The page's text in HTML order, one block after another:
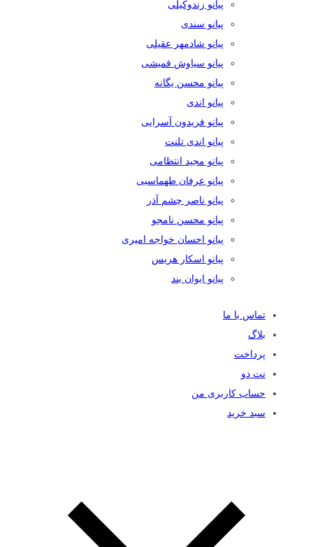
پیانو زندوکیلی
پیانو سندی
پیانو شادمهر عقیلی
پیانو سیاوش قمیشی
پیانو محسن یگانه
پیانو اندی
پیانو فریدون آسرایی
پیانو اندی تلنت
پیانو مجید انتظامی
پیانو عرفان طهماسبی
پیانو ناصر چشم آذر
پیانو محسن نامجو
پیانو احسان خواجه امیری
پیانو اسکار هریس
پیانو ایوان بند
تماس با ما
بلاگ
پرداخت
نت دو
حساب کاربری من
سبد خرید